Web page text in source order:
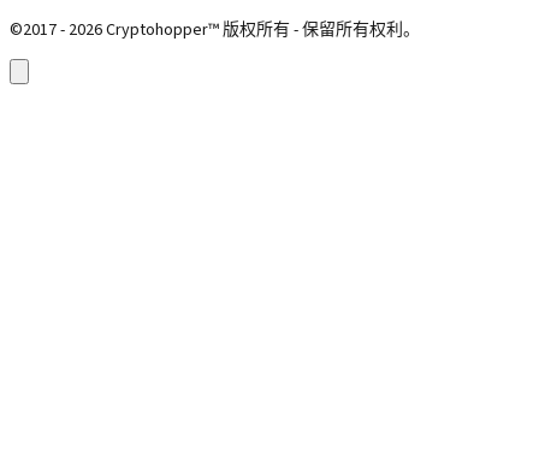
©2017 - 2026 Cryptohopper™ 版权所有 - 保留所有权利。